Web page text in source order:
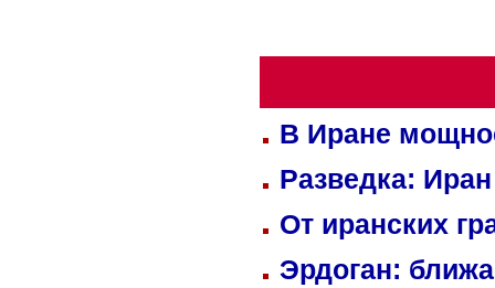
В Иране
Разведка:
От иранских
Эрдоган: